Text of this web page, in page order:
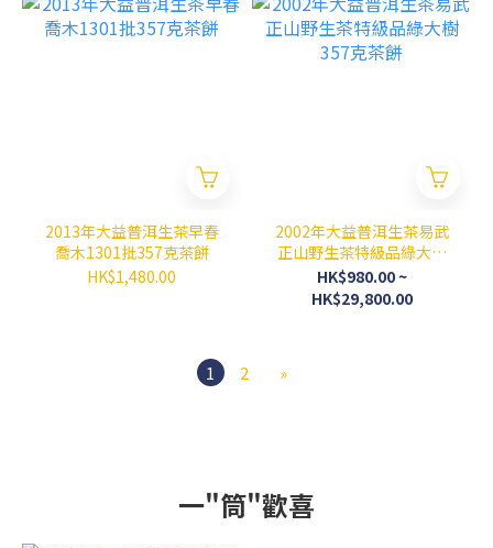
2013年大益普洱生茶早春
喬木1301批357克茶餅
HK$1,480.00
2002年大益普洱生茶易武
正山野生茶特級品綠大樹
357克茶餅
HK$980.00 ~
HK$29,800.00
1 2 »
一"筒"歡喜